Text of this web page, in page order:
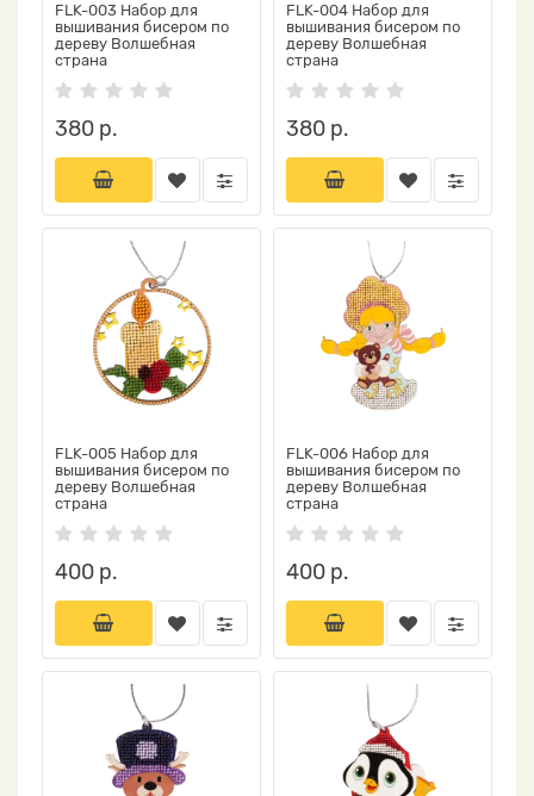
FLK-003 Набор для
вышивания бисером по
дереву Волшебная
страна
380 р.
FLK-004 Набор для
вышивания бисером по
дереву Волшебная
страна
380 р.
FLK-005 Набор для
вышивания бисером по
дереву Волшебная
страна
400 р.
FLK-006 Набор для
вышивания бисером по
дереву Волшебная
страна
400 р.